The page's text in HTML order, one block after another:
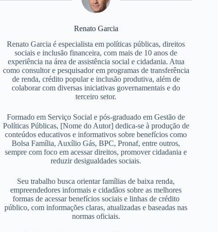
Renato Garcia
Renato Garcia é especialista em políticas públicas, direitos
sociais e inclusão financeira, com mais de 10 anos de
experiência na área de assistência social e cidadania. Atua
como consultor e pesquisador em programas de transferência
de renda, crédito popular e inclusão produtiva, além de
colaborar com diversas iniciativas governamentais e do
terceiro setor.
Formado em Serviço Social e pós-graduado em Gestão de
Políticas Públicas, [Nome do Autor] dedica-se à produção de
conteúdos educativos e informativos sobre benefícios como
Bolsa Família, Auxílio Gás, BPC, Pronaf, entre outros,
sempre com foco em acessar direitos, promover cidadania e
reduzir desigualdades sociais.
Seu trabalho busca orientar famílias de baixa renda,
empreendedores informais e cidadãos sobre as melhores
formas de acessar benefícios sociais e linhas de crédito
público, com informações claras, atualizadas e baseadas nas
normas oficiais.